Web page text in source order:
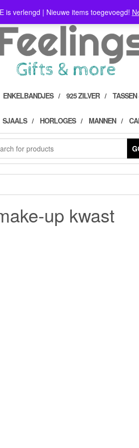
is verlengd | Nieuwe items toegevoegd!
ENKELBANDJES 925 ZILVER
SJAALS HORLOGES MANNEN
up kwast